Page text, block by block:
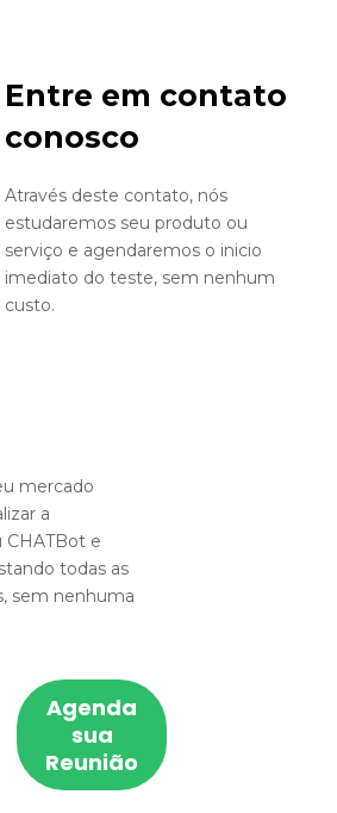
Entre em contato
conosco
Através deste contato, nós
estudaremos seu produto ou
serviço e agendaremos o inicio
imediato do teste, sem nenhum
custo.
mercado
a
CHATBot e
todas as
sem nenhuma
Agenda
sua
Reunião